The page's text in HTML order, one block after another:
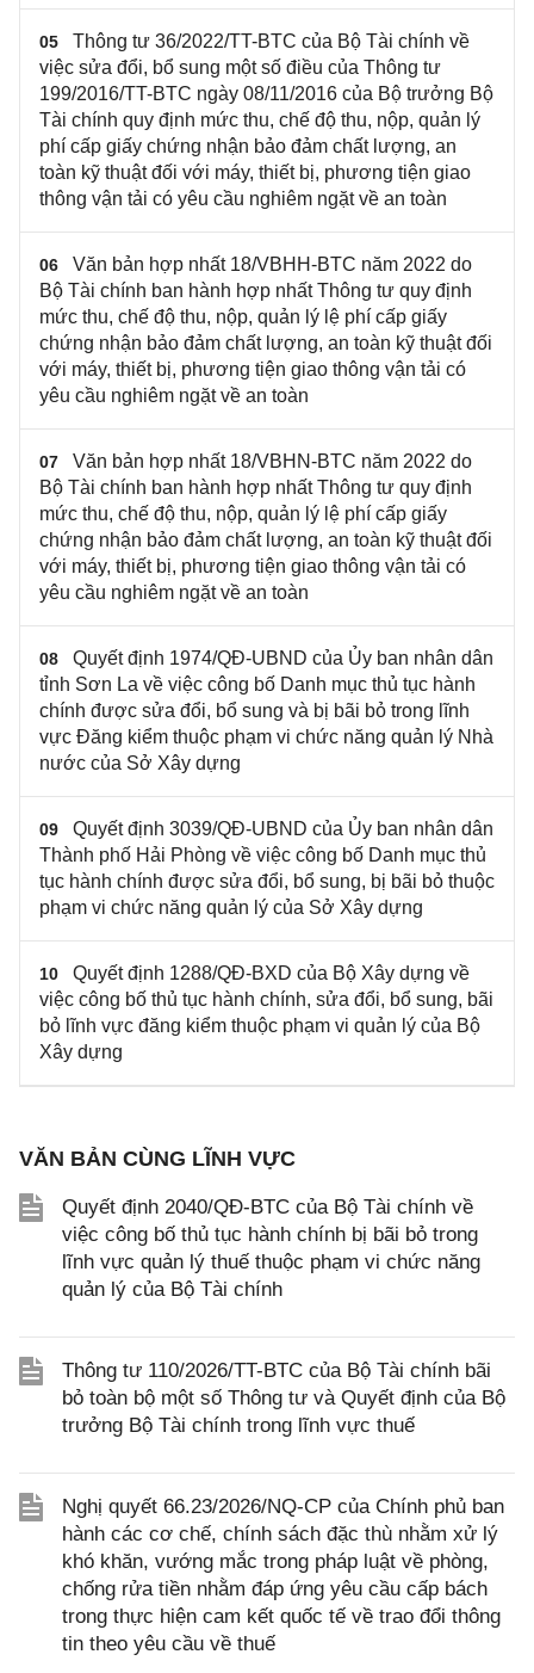
05
Thông tư 36/2022/TT-BTC của Bộ Tài chính về
việc sửa đổi, bổ sung một số điều của Thông tư
199/2016/TT-BTC ngày 08/11/2016 của Bộ trưởng Bộ
Tài chính quy định mức thu, chế độ thu, nộp, quản lý
phí cấp giấy chứng nhận bảo đảm chất lượng, an
toàn kỹ thuật đối với máy, thiết bị, phương tiện giao
thông vận tải có yêu cầu nghiêm ngặt về an toàn
06
Văn bản hợp nhất 18/VBHH-BTC năm 2022 do
Bộ Tài chính ban hành hợp nhất Thông tư quy định
mức thu, chế độ thu, nộp, quản lý lệ phí cấp giấy
chứng nhận bảo đảm chất lượng, an toàn kỹ thuật đối
với máy, thiết bị, phương tiện giao thông vận tải có
yêu cầu nghiêm ngặt về an toàn
07
Văn bản hợp nhất 18/VBHN-BTC năm 2022 do
Bộ Tài chính ban hành hợp nhất Thông tư quy định
mức thu, chế độ thu, nộp, quản lý lệ phí cấp giấy
chứng nhận bảo đảm chất lượng, an toàn kỹ thuật đối
với máy, thiết bị, phương tiện giao thông vận tải có
yêu cầu nghiêm ngặt về an toàn
08
Quyết định 1974/QĐ-UBND của Ủy ban nhân dân
tỉnh Sơn La về việc công bố Danh mục thủ tục hành
chính được sửa đổi, bổ sung và bị bãi bỏ trong lĩnh
vực Đăng kiểm thuộc phạm vi chức năng quản lý Nhà
nước của Sở Xây dựng
09
Quyết định 3039/QĐ-UBND của Ủy ban nhân dân
Thành phố Hải Phòng về việc công bố Danh mục thủ
tục hành chính được sửa đổi, bổ sung, bị bãi bỏ thuộc
phạm vi chức năng quản lý của Sở Xây dựng
10
Quyết định 1288/QĐ-BXD của Bộ Xây dựng về
việc công bố thủ tục hành chính, sửa đổi, bổ sung, bãi
bỏ lĩnh vực đăng kiểm thuộc phạm vi quản lý của Bộ
Xây dựng
VĂN BẢN CÙNG LĨNH VỰC
Quyết định 2040/QĐ-BTC của Bộ Tài chính về
việc công bố thủ tục hành chính bị bãi bỏ trong
lĩnh vực quản lý thuế thuộc phạm vi chức năng
quản lý của Bộ Tài chính
Thông tư 110/2026/TT-BTC của Bộ Tài chính bãi
bỏ toàn bộ một số Thông tư và Quyết định của Bộ
trưởng Bộ Tài chính trong lĩnh vực thuế
Nghị quyết 66.23/2026/NQ-CP của Chính phủ ban
hành các cơ chế, chính sách đặc thù nhằm xử lý
khó khăn, vướng mắc trong pháp luật về phòng,
chống rửa tiền nhằm đáp ứng yêu cầu cấp bách
trong thực hiện cam kết quốc tế về trao đổi thông
tin theo yêu cầu về thuế